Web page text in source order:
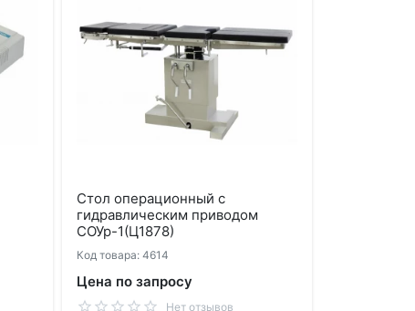
Стол операционный с
гидравлическим приводом
СОУр-1(Ц1878)
Код товара: 4614
Цена по запросу
Нет отзывов